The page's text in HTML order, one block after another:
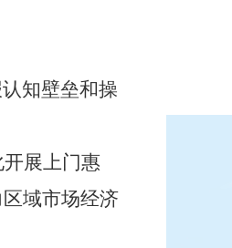
知壁垒和操
展上门惠
域市场经济